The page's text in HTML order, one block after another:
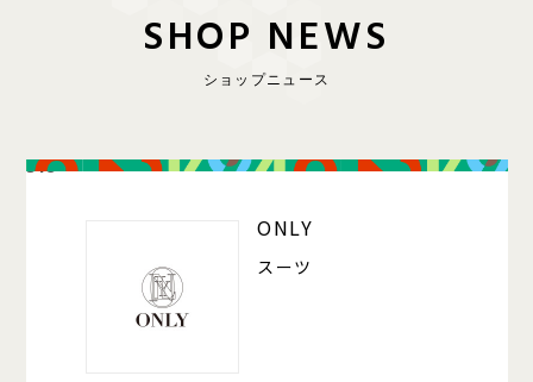
SHOP NEWS
ショップニュース
318
ONLY
スーツ